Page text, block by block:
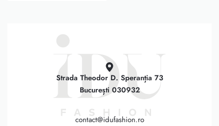
Strada Theodor D. Speranția 73
București 030932
contact@idufashion.ro